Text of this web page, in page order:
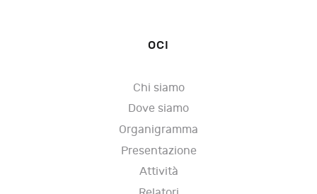
OCI
Chi siamo
Dove siamo
Organigramma
Presentazione
Attività